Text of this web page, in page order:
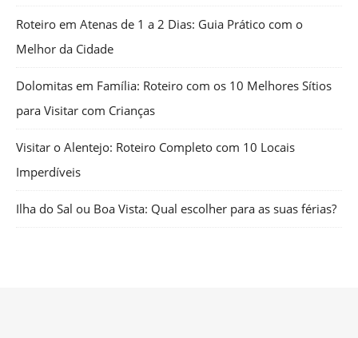
Roteiro em Atenas de 1 a 2 Dias: Guia Prático com o
Melhor da Cidade
Dolomitas em Família: Roteiro com os 10 Melhores Sítios
para Visitar com Crianças
Visitar o Alentejo: Roteiro Completo com 10 Locais
Imperdíveis
Ilha do Sal ou Boa Vista: Qual escolher para as suas férias?